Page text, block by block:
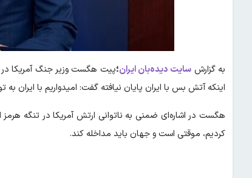
به گزارش سایت دیده‌بان ایران؛پیت هگست وزیر جنگ آمریکا در
اینکه آتش بس با ایران پایان نیافته گفت: امیدواریم با ایران به
هگست در اشاره‌ای ضمنی به ناتوانی ارتش آمریکا در تنگه
کردیم، موقتی است و جهان باید مداخله کند.